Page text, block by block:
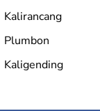
Kalirancang
Plumbon
Kaligending